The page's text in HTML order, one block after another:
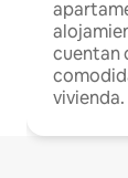
cuentan
vivienda.